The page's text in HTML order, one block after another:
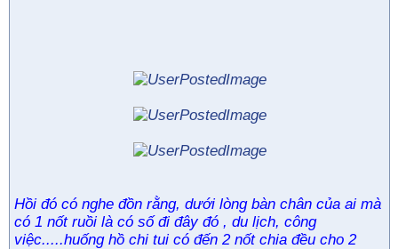
Hồi đó có nghe đồn rằng, dưới lòng bàn chân của ai mà
có 1 nốt ruồi là có số đi đây đó , du lịch, công
việc.....huống hồ chi tui có đến 2 nốt chia đều cho 2